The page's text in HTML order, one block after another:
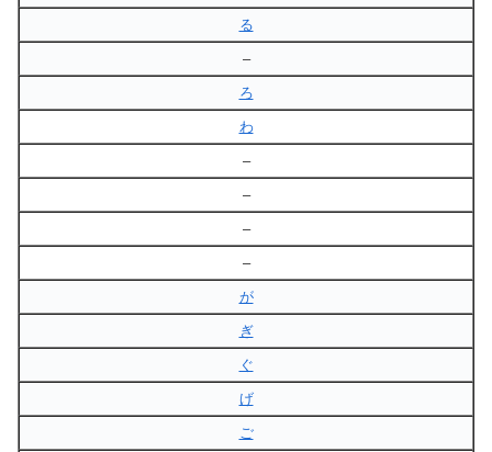
る
–
ろ
わ
–
–
–
–
が
ぎ
ぐ
げ
ご